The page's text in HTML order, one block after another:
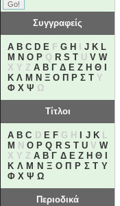
Συγγραφείς
A B C D E F G H J K L
M N O P Q R S T U V W
X Y Z Α Β Γ Δ Ε Ζ Η Θ
Κ Λ Μ Ν Ξ Ο Π Ρ Σ Τ Υ
Φ Χ Ψ Ω
Τίτλοι
A B C D E FG H J KL
M NO P Q R S T UVW
X Y ZΑ Β Γ Δ Ε Ζ Η Θ
Κ Λ Μ Ν Ξ Ο Π Ρ Σ Τ Υ
Φ Χ Ψ Ω
Περιοδικά